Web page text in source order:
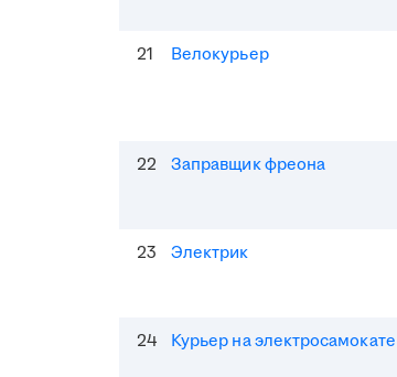
21 Велокурьер
22 Заправщик фреона
23 Электрик
24 Курьер на электросамокате